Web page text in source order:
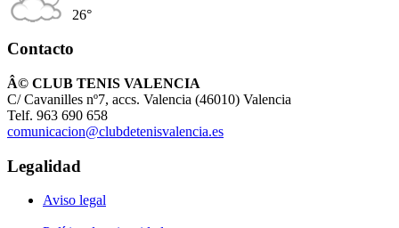
26°
Contacto
Â© CLUB TENIS VALENCIA
C/ Cavanilles nº7, accs. Valencia (46010) Valencia
Telf. 963 690 658
comunicacion@clubdetenisvalencia.es
Legalidad
Aviso legal